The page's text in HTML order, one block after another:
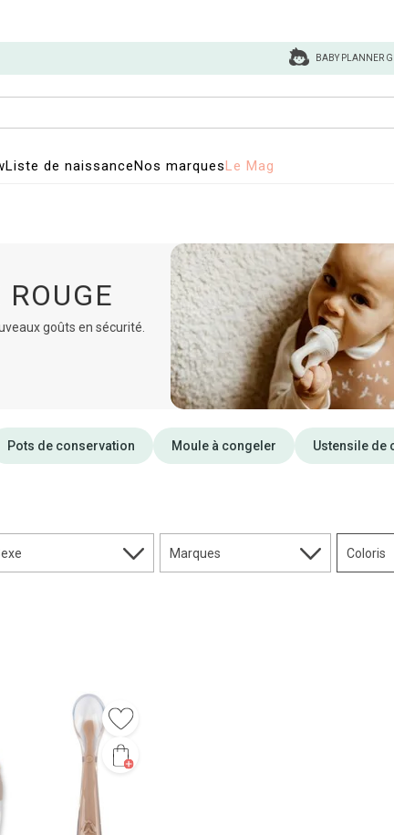
BABY PLANNER
Liste de naissanceNos marquesLe Mag
goûts en sécurité.
Pots de conservation Moule à congeler Ustensile de
Marques Coloris